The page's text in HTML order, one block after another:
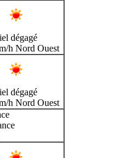
dégagé
h Nord Ouest
dégagé
h Nord Ouest